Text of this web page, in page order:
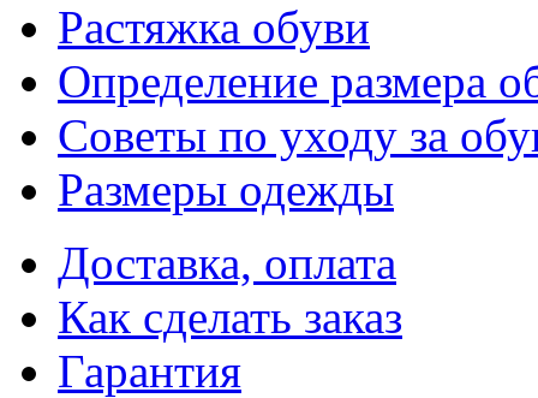
Растяжка обуви
Определение размера
Советы по уходу за
Размеры одежды
Доставка, оплата
Как сделать заказ
Гарантия